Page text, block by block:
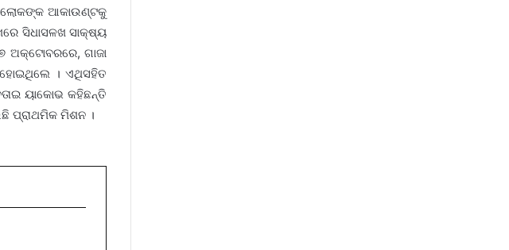
ଲୋକଙ୍କ ଆକାଉଣ୍ଟକୁ
ସିଧାସଳଖ ସାକ୍ଷ୍ୟ
ଅକ୍ଟୋବରରେ, ଗାଜା
। ଏଥିସହିତ
ୟାକୋଭ କହିଛନ୍ତି
ପ୍ରାଥମିକ ମିଶନ ।